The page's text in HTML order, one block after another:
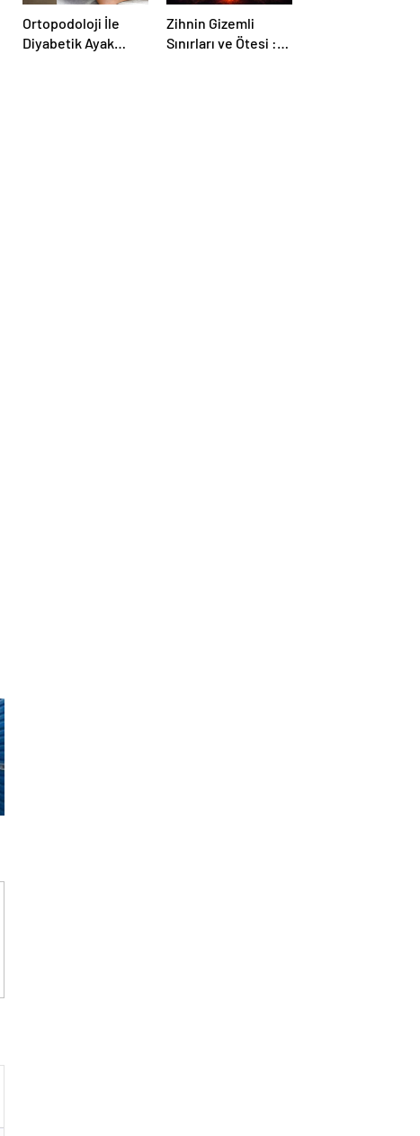
Ortopodoloji İle
Diyabetik Ayak
Zihnin Gizemli
Sınırları ve Ötesi :